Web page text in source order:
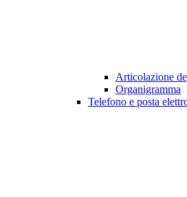
Articolazione
Organigramma
Telefono e posta